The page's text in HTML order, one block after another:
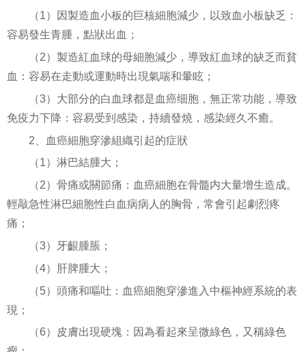
（1）因製造血小板的巨核細胞減少，以致血小板缺乏：
容易發生青腫，點狀出血；
（2）製造紅血球的母細胞減少，導致紅血球的缺乏而貧
血：容易在走動或運動時出現氣喘和暈眩；
（3）大部分的白血球都是血癌细胞，無正常功能，導致
免疫力下降：容易受到感染，持續發燒，感染經久不癒。
2、血癌細胞穿滲組織引起的症狀
（1）淋巴結腫大；
（2）骨痛或關節痛：血癌細胞在骨髓内大量增生造成。
輕敲急性淋巴細胞性白血病病人的胸骨，常會引起劇烈疼
痛；
（3）牙齦腫脹；
（4）肝脾腫大；
（5）頭痛和嘔吐：血癌細胞穿滲進入中樞神經系統的表
現；
（6）皮膚出現硬塊：因為看起來呈微綠色，又稱綠色